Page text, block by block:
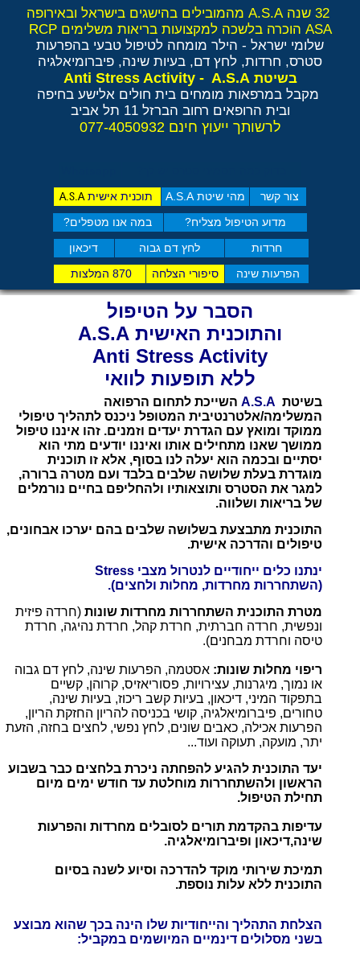
צור קשר מהי שיטת A.S.A תוכנית אישיתA.S.A
חרדות לחץ דם גבוה דיכאון
מדוע הטיפול מצליח? במה אנו מטפלים?
הפרעות שינה סיפורי הצלחה 870 המלצות
32 שנה A.S.A מהמובילים בהישגים בישראל ובאירופה
ASA הוכרה בלשכה למקצועות בריאות משלימים RCP
שלומי ישראל - הילר מומחה לטיפול טבעי בהפרעות
סטרס, חרדות, לחץ דם, בעיות שינה, פיברומיאלגיה
בשיטת Anti Stress Activity - A.S.A
מקבל במרפאות מומחים בית חולים אלישע בחיפה
ובית הרופאים רחוב הברזל 11 תל אביב
לרשותך ייעוץ חינם 077-4050932
הסבר על הטיפול
והתוכנית האישית A.S.A
Anti Stress Activity
ללא תופעות לוואי
בשיטת A.S.Aהשייכת לתחום הרפואה
המשלימה/אלטרנטיבית המטופל ניכנס לתהליך טיפולי
ממוקד ומואץ עם הגדרת יעדים וזמנים. זהו איננו טיפול
ממושך שאנו מתחילים אותו ואיננו יודעים מתי הוא
יסתיים ובכמה הוא יעלה לנו בסוף, אלא זו תוכנית
מוגדרת בעלת שלושה שלבים בלבד ועם מטרה ברורה,
למגר את הסטרס ותוצאותיו ולהחליפם בחיים נורמלים
של בריאות ושלווה.
התוכנית מתבצעת בשלושה שלבים בהם יערכו אבחונים,
טיפולים והדרכה אישית.
ינתנו כלים ייחודיים לנטרול מצבי Stress
(השתחררות מחרדות, מחלות ולחצים).
מטרת התוכנית השתחררות מחרדות שונות(חרדה פיזית
ונפשית, חרדה חברתית, חרדת קהל, חרדת נהיגה, חרדת
טיסה וחרדת מבחנים).
ריפוי מחלות שונות: אסטמה, הפרעות שינה, לחץ דם גבוה
או נמוך, מיגרנות, עצירויות, פסוריאזיס, קרוהן, קשיים
בתפקוד המיני, דיכאון, בעיות קשב ריכוז, בעיות שינה,
טחורים, פיברומיאלגיה, קושי בכניסה להריון החזקת הריון,
הפרעות אכילה, כאבים שונים, לחץ נפשי, לחצים בחזה, הזעת
יתר, מועקה, תעוקה ועוד...
יעד התוכנית להגיע להפחתה ניכרת בלחצים כבר בשבוע
הראשון ולהשתחררות מוחלטת עד חודש ימים מיום
תחילת הטיפול.
עדיפות בהקדמת תורים לסובלים מחרדות והפרעות
שינה,דיכאון ופיברומיאלגיה.
תמיכת שירותי מוקד להדרכה וסיוע לשנה בסיום
התוכנית ללא עלות נוספת.
הצלחת התהליך והייחודיות שלו הינה בכך שהוא מבוצע
בשני מסלולים דינמיים המיושמים במקביל: